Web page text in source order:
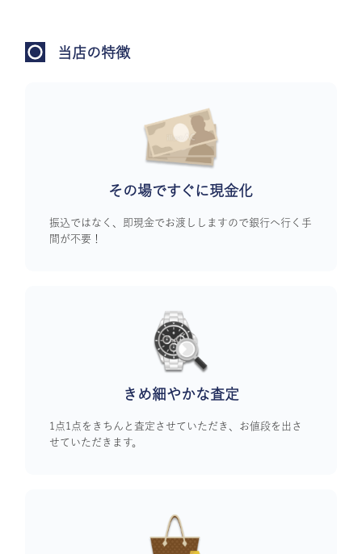
当店の特徴
その場ですぐに現金化
振込ではなく、即現金でお渡ししますので銀行へ行く手
間が不要！
きめ細やかな査定
1点1点をきちんと査定させていただき、お値段を出さ
せていただきます。